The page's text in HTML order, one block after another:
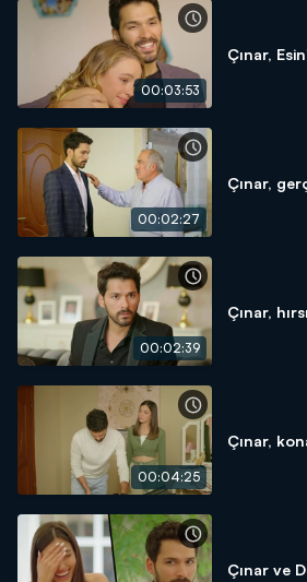
00:03:53
Çınar,
00:02:27
Çınar,
00:02:39
Çınar,
00:04:25
Çınar,
Çınar ve